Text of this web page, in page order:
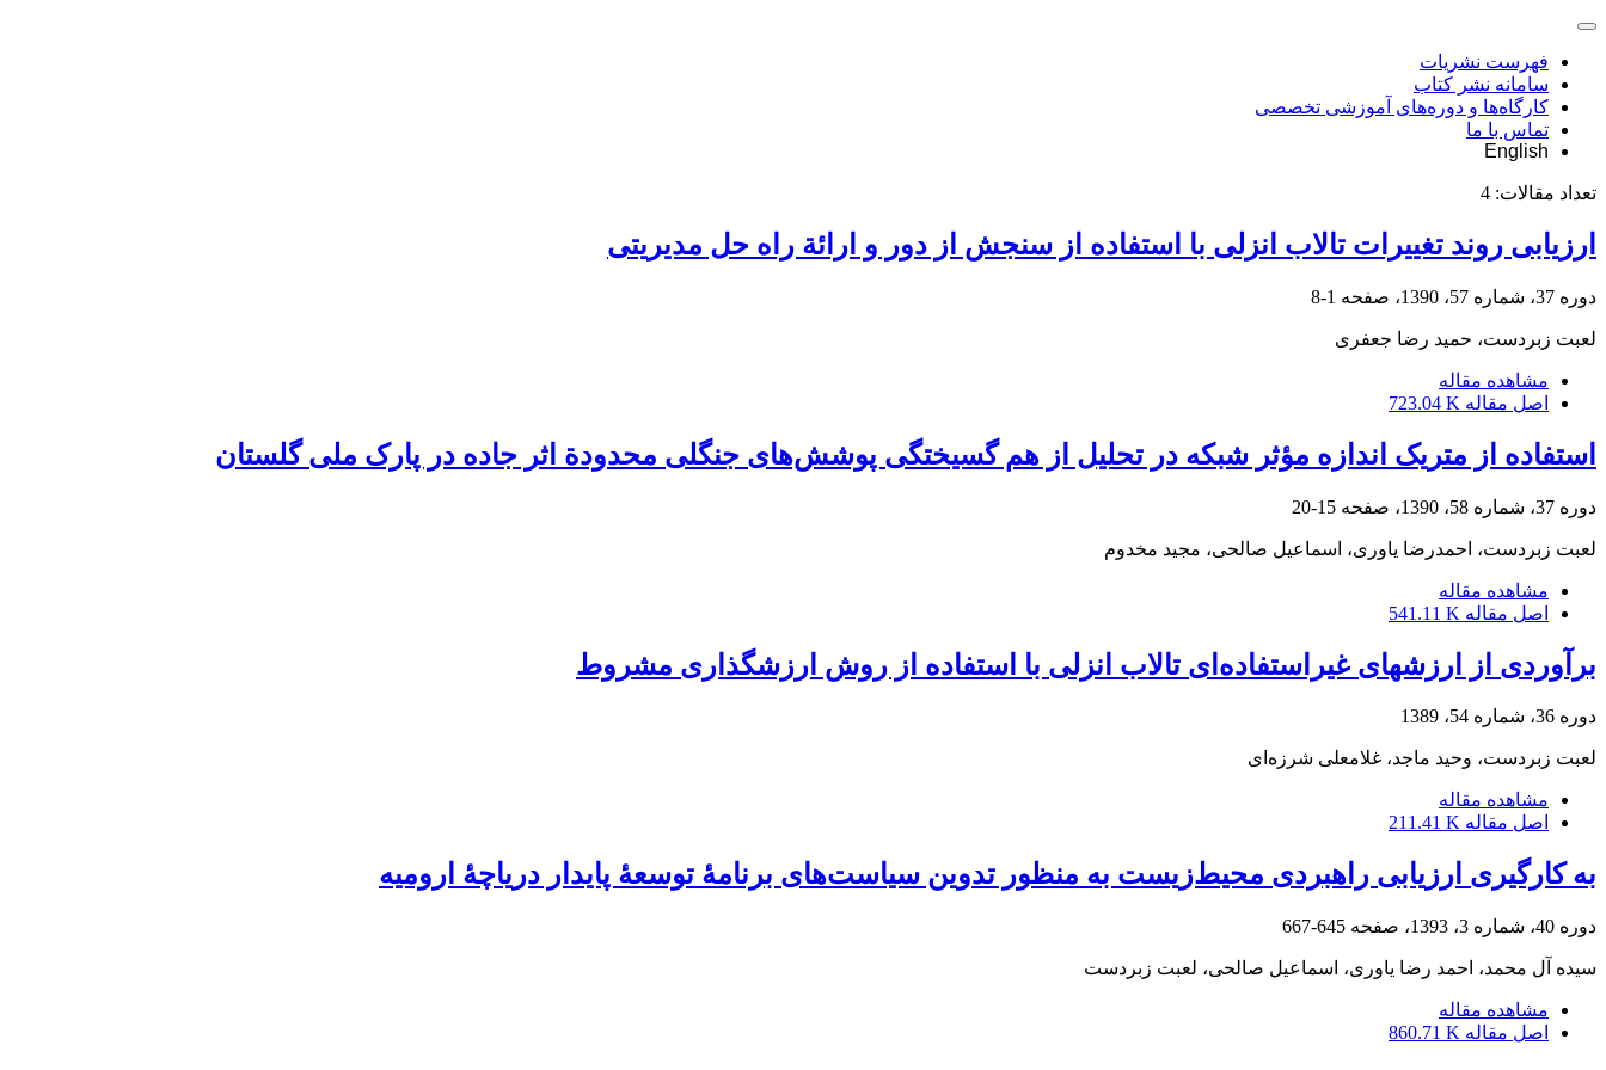
فهرست نشریات
سامانه نشر کتاب
کارگاه‌ها و دوره‌های آموزشی تخصصی
تماس با ما
English
تعداد مقالات: 4
ارزیابی روند تغییرات تالاب انزلی با استفاده از سنجش از دور و ارائة راه حل مدیریتی
دوره 37، شماره 57، 1390، صفحه 1-8
لعبت زبردست، حمید رضا جعفری
مشاهده مقاله
اصل مقاله 723.04 K
استفاده از متریک اندازه مؤثر شبکه در تحلیل از هم گسیختگی پوشش‌های جنگلی محدودة اثر جاده در پارک ملی گلستان
دوره 37، شماره 58، 1390، صفحه 15-20
لعبت زبردست، احمدرضا یاوری، اسماعیل صالحی، مجید مخدوم
مشاهده مقاله
اصل مقاله 541.11 K
برآوردی از ارزشهای غیر‌استفاده‌ای تالاب انزلی با استفاده از روش ارزشگذاری مشروط
دوره 36، شماره 54، 1389
لعبت زبردست، وحید ماجد، غلامعلی شرزه‌ای
مشاهده مقاله
اصل مقاله 211.41 K
به ‌‌کارگیری ارزیابی ‌‌راهبردی‌‌ محیط‌‌زیست به منظور تدوین سیاست‌‌های برنامۀ توسعۀ پایدار دریاچۀ ارومیه
دوره 40، شماره 3، 1393، صفحه 645-667
سیده آل محمد، احمد رضا یاوری، اسماعیل صالحی، لعبت زبردست
مشاهده مقاله
اصل مقاله 860.71 K